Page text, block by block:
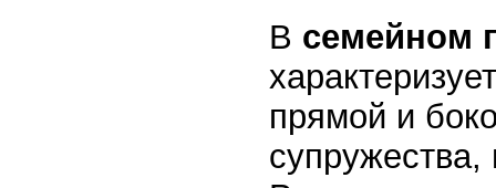
В семейном
прямой и